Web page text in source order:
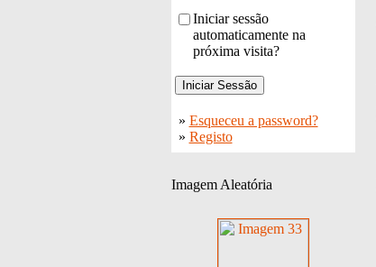
Iniciar sessão
automaticamente na
próxima visita?
» Esqueceu a password?
» Registo
Imagem Aleatória